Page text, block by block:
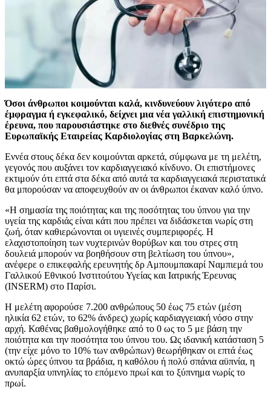
Όσοι άνθρωποι κοιμούνται καλά, κινδυνεύουν λιγότερο από
έμφραγμα ή εγκεφαλικό, δείχνει μια νέα γαλλική επιστημονική
έρευνα, που παρουσιάστηκε στο διεθνές συνέδριο της
Ευρωπαϊκής Εταιρείας Καρδιολογίας στη Βαρκελώνη.
Εννέα στους δέκα δεν κοιμούνται αρκετά, σύμφωνα με τη μελέτη,
γεγονός που αυξάνει τον καρδιαγγειακό κίνδυνο. Οι επιστήμονες
εκτιμούν ότι επτά στα δέκα από αυτά τα καρδιαγγειακά περιστατικά
θα μπορούσαν να αποφευχθούν αν οι άνθρωποι έκαναν καλό ύπνο.
«Η σημασία της ποιότητας και της ποσότητας του ύπνου για την
υγεία της καρδιάς είναι κάτι που πρέπει να διδάσκεται νωρίς στη
ζωή, όταν καθιερώνονται οι υγιεινές συμπεριφορές. Η
ελαχιστοποίηση των νυχτερινών θορύβων και του στρες στη
δουλειά μπορούν να βοηθήσουν στη βελτίωση του ύπνου»,
ανέφερε ο επικεφαλής ερευνητής δρ Αμπουμπακαρί Ναμπιεμά του
Γαλλικού Εθνικού Ινστιτούτου Υγείας και Ιατρικής Έρευνας
(INSERM) στο Παρίσι.
Η μελέτη αφορούσε 7.200 ανθρώπους 50 έως 75 ετών (μέση
ηλικία 62 ετών, το 62% άνδρες) χωρίς καρδιαγγειακή νόσο στην
αρχή. Καθένας βαθμολογήθηκε από το 0 ως το 5 με βάση την
ποιότητα και την ποσότητα του ύπνου του. Ως ιδανική κατάσταση 5
(την είχε μόνο το 10% των ανθρώπων) θεωρήθηκαν οι επτά έως
οκτώ ώρες ύπνου τα βράδια, η καθόλου ή πολύ σπάνια αϋπνία, η
ανυπαρξία υπνηλίας το επόμενο πρωί και το ξύπνημα νωρίς το
πρωί.